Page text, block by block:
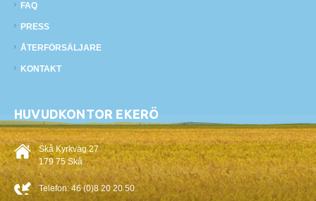
FAQ
PRESS
ÅTERFÖRSÄLJARE
KONTAKT
HUVUDKONTOR EKERÖ
Skå Kyrkväg 27
179 75 Skå
Telefon:46 (0)8 20 20 50